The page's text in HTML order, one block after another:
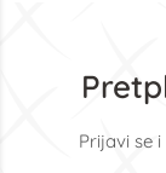
Prijavi se